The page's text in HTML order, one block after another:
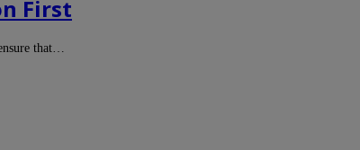
First
that…